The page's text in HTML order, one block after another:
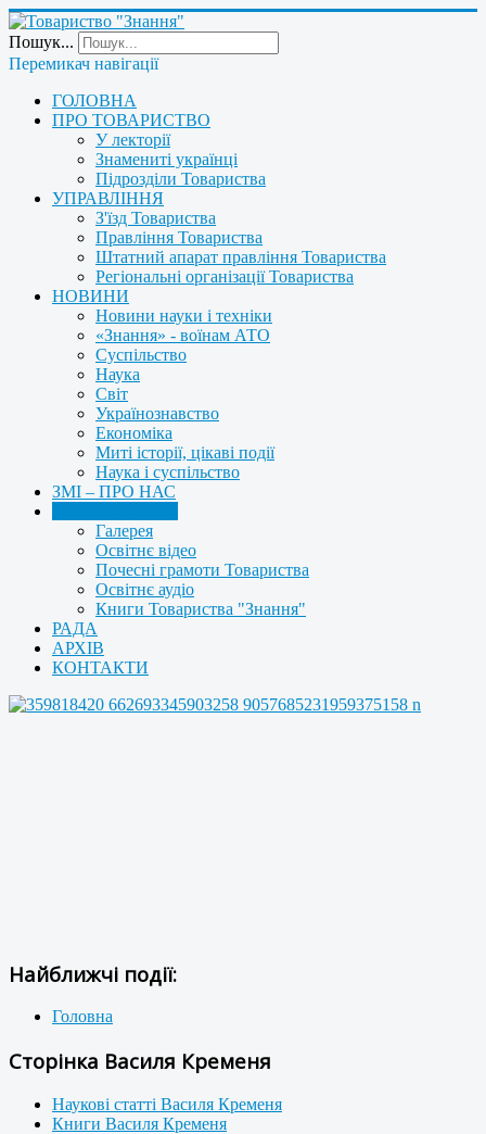
Пошук...
Перемикач навігації
ГОЛОВНА
ПРО ТОВАРИСТВО
У лекторії
Знамениті українці
Підрозділи Товариства
УПРАВЛІННЯ
З'їзд Товариства
Правління Товариства
Штатний апарат правління Товариства
Регіональні організації Товариства
НОВИНИ
Новини науки і техніки
«Знання» - воїнам АТО
Суспільство
Наука
Світ
Українознавство
Економіка
Миті історії, цікаві події
Наука і суспільство
ЗМІ – ПРО НАС
Галерея
Освітнє відео
Почесні грамоти Товариства
Освітнє аудіо
Книги Товариства "Знання"
РАДА
АРХІВ
КОНТАКТИ
Найближчі події:
Головна
Сторінка Василя Кременя
Наукові статті Василя Кременя
Книги Василя Кременя